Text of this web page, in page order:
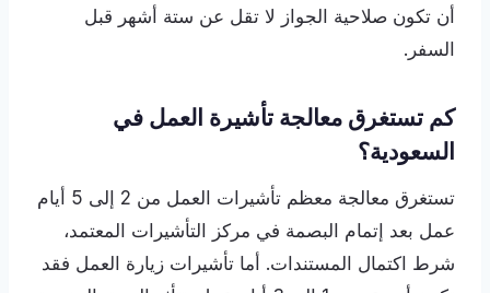
أن تكون صلاحية الجواز لا تقل عن ستة أشهر قبل
السفر.
كم تستغرق معالجة تأشيرة العمل في
السعودية؟
تستغرق معالجة معظم تأشيرات العمل من 2 إلى 5 أيام
عمل بعد إتمام البصمة في مركز التأشيرات المعتمد،
شرط اكتمال المستندات. أما تأشيرات زيارة العمل فقد